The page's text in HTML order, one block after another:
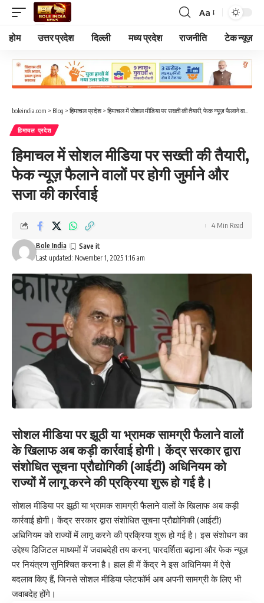
Font
Resizer
Aa
होम उत्तर प्रदेश दिल्ली मध्य प्रदेश राजनीति टेक न्यूज़
boleindia.com > Blog > हिमाचल प्रदेश> हिमाचल में सोशल मीडिया पर सख्ती की तैयारी, फेक न्यूज़ फैलाने वालों पर होगी जुर्माने और सजा की कार्रवाई
हिमाचल प्रदेश
हिमाचल में सोशल मीडिया पर सख्ती की तैयारी,
फेक न्यूज़ फैलाने वालों पर होगी जुर्माने और
सजा की कार्रवाई
Last updated: November 1, 2025 1:16 am
Bole India
4 Min Read
सोशल मीडिया पर झूठी या भ्रामक सामग्री फैलाने वालों
के खिलाफ अब कड़ी कार्रवाई होगी। केंद्र सरकार द्वारा
संशोधित सूचना प्रौद्योगिकी (आईटी) अधिनियम को
राज्यों में लागू करने की प्रक्रिया शुरू हो गई है।
सोशल मीडिया पर झूठी या भ्रामक सामग्री फैलाने वालों के खिलाफ अब कड़ी
कार्रवाई होगी। केंद्र सरकार द्वारा संशोधित सूचना प्रौद्योगिकी (आईटी)
अधिनियम को राज्यों में लागू करने की प्रक्रिया शुरू हो गई है। इस संशोधन का
उद्देश्य डिजिटल माध्यमों में जवाबदेही तय करना, पारदर्शिता बढ़ाना और फेक न्यूज़
पर नियंत्रण सुनिश्चित करना है। हाल ही में केंद्र ने इस अधिनियम में ऐसे
बदलाव किए हैं, जिनसे सोशल मीडिया प्लेटफॉर्म अब अपनी सामग्री के लिए भी
जवाबदेह होंगे।